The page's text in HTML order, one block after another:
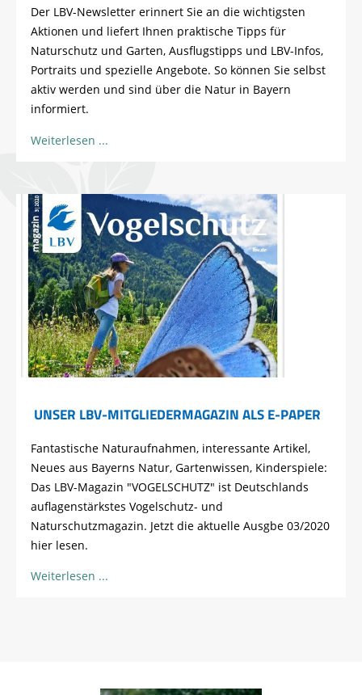
Der LBV-Newsletter erinnert Sie an die wichtigsten
Aktionen und liefert Ihnen praktische Tipps für
Naturschutz und Garten, Ausflugstipps und LBV-Infos,
Portraits und spezielle Angebote. So können Sie selbst
aktiv werden und sind über die Natur in Bayern
informiert.
Weiterlesen
UNSER LBV-MITGLIEDERMAGAZIN ALS E-PAPER
Fantastische Naturaufnahmen, interessante Artikel,
Neues aus Bayerns Natur, Gartenwissen, Kinderspiele:
Das LBV-Magazin "VOGELSCHUTZ" ist Deutschlands
auflagenstärkstes Vogelschutz- und
Naturschutzmagazin. Jetzt die aktuelle Ausgbe 03/2020
hier lesen.
Weiterlesen